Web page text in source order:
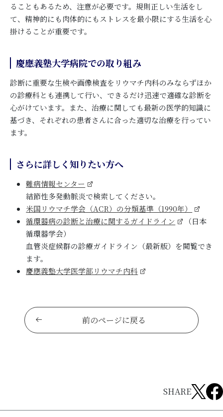
ることもあるため、注意が必要です。規則正しい生活をし
て、精神的にも肉体的にもストレスを最小限にする生活を心
掛けることが重要です。
慶應義塾大学病院での取り組み
診断に重要な生検や画像検査をリウマチ内科のみならずほか
の診療科とも連携して行い、できるだけ迅速で適確な診断を
心がけています。また、治療に関しても最新の医学的知識に
基づき、それぞれの患者さんに合った適切な治療を行ってい
ます。
さらに詳しく知りたい方へ
難病情報センター
結節性多発動脈炎で検索してください。
米国リウマチ学会（ACR）の分類基準（1990年）
循環器病の診断と治療に関するガイドライン
（日本
循環器学会）
血管炎症候群の診療ガイドライン（最新版）を閲覧でき
ます。
慶應義塾大学医学部リウマチ内科
前のページに戻る
SHARE